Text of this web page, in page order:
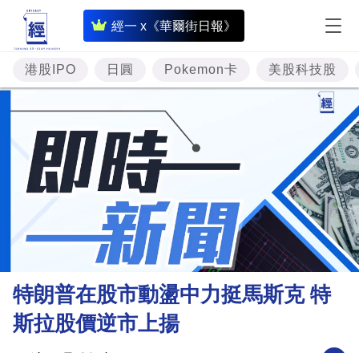
經一 x《華爾街日報》
即
時
財
經
專
題
投
資
樓
市
財
商
業
港股IPO 日圓 Pokemon卡 美股科技股
特朗普在股市動盪中力挺馬斯克 特
斯拉股價逆市上揚